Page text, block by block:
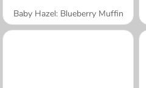
Baby Hazel: Blueberry Muffin